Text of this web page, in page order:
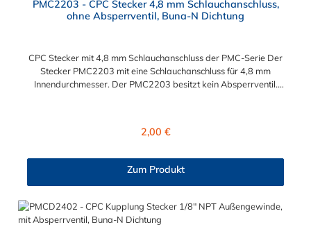
PMC2203 - CPC Stecker 4,8 mm Schlauchanschluss,
ohne Absperrventil, Buna-N Dichtung
CPC Stecker mit 4,8 mm Schlauchanschluss der PMC-Serie Der
Stecker PMC2203 mit eine Schlauchanschluss für 4,8 mm
Innendurchmesser. Der PMC2203 besitzt kein Absperrventil.
Kupplungen der PMC-, PMC12- und MC- Serie kombinieren.
Regulärer Preis:
2,00 €
Zum Produkt